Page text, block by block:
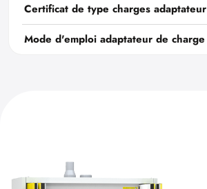
Certificat de type charges adaptateur
Mode d'emploi adaptateur de charge